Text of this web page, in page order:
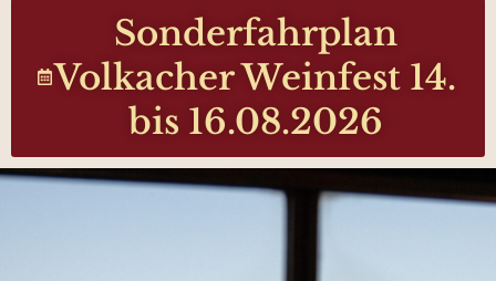
Sonderfahrplan
Volkacher Weinfest 14.
bis 16.08.2026